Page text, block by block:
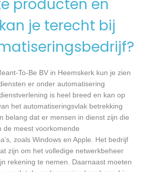
producten en
je terecht bij
To-Be BV in Heemskerk kun je zien
er onder automatisering
is heel breed en kan op
het automatiseringsvlak betrekking
belang dat er mensen in dienst zijn die
de meest voorkomende
zoals Windows en Apple. Het bedrijf
zijn om het volledige netwerkbeheer
rekening te nemen. Daarnaast moeten